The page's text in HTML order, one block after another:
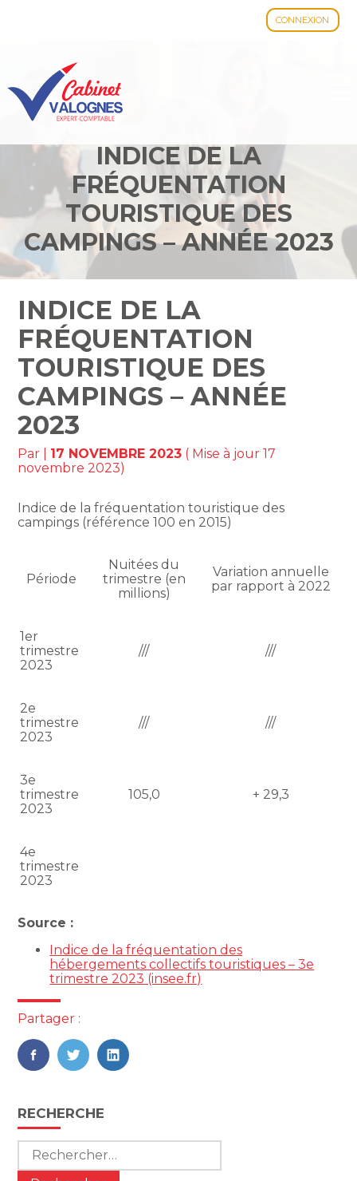
CONNEXION
Aller
contenu
INDICE DE LA
FRÉQUENTATION
TOURISTIQUE DES
CAMPINGS – ANNÉE 2023
INDICE DE LA
FRÉQUENTATION
TOURISTIQUE DES
CAMPINGS – ANNÉE
2023
Par 17 NOVEMBRE 2023 ( Mise à jour 17
novembre 2023)
Indice de la fréquentation touristique des
campings (référence 100 en 2015)
Période
Nuitées du
trimestre (en
millions)
Variation annuelle
par rapport à 2022
1er
trimestre
2023
/// ///
2e
trimestre
2023
/// ///
3e
trimestre
2023
105,0 + 29,3
4e
trimestre
2023
Source :
Indice de la fréquentation des
hébergements collectifs touristiques – 3e
trimestre 2023 (insee.fr)
Partager :
FaceBook
TwitterLinkedIn
Blog
sidebar
RECHERCHE
Rechercher :